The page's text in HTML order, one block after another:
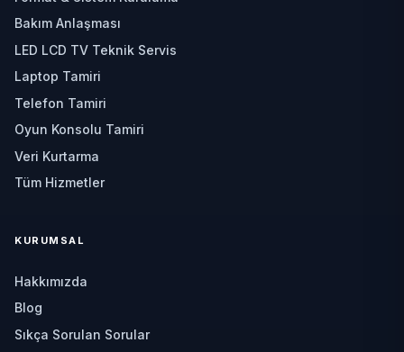
Bakım Anlaşması
LED LCD TV Teknik Servis
Laptop Tamiri
Telefon Tamiri
Oyun Konsolu Tamiri
Veri Kurtarma
Tüm Hizmetler
KURUMSAL
Hakkımızda
Blog
Sıkça Sorulan Sorular